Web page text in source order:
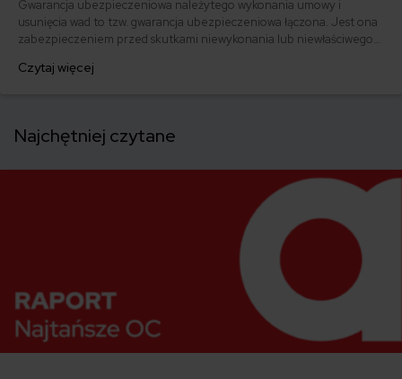
Gwarancja ubezpieczeniowa należytego wykonania umowy i
usunięcia wad to tzw. gwarancja ubezpieczeniowa łączona. Jest ona
zabezpieczeniem przed skutkami niewykonania lub niewłaściwego
umowy. Gwarancja ta składa się z dwóch części: zabezpieczenia
Czytaj więcej
Najchętniej czytane